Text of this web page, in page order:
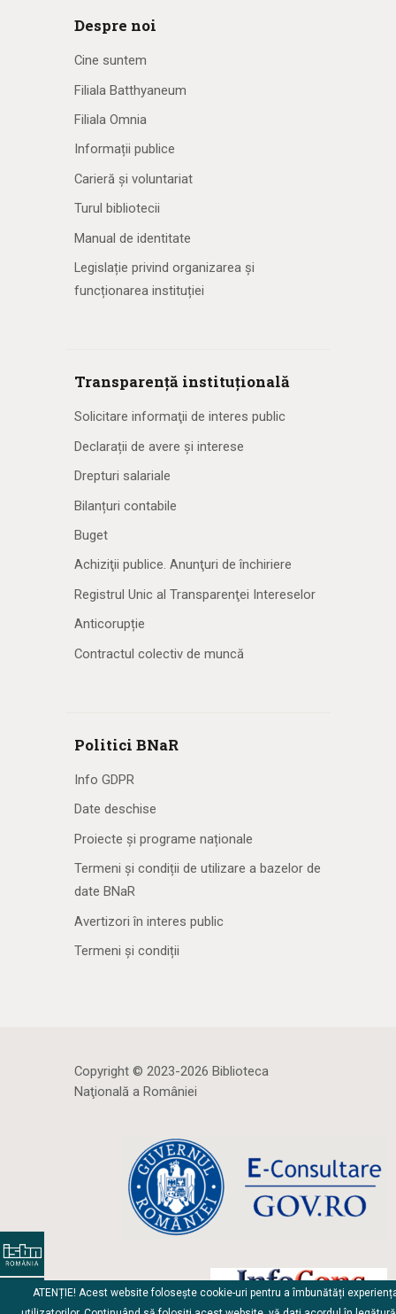
Despre noi
Cine suntem
Filiala Batthyaneum
Filiala Omnia
Informații publice
Carieră și voluntariat
Turul bibliotecii
Manual de identitate
Legislație privind organizarea și
funcționarea instituției
Transparență instituțională
Solicitare informaţii de interes public
Declarații de avere și interese
Drepturi salariale
Bilanțuri contabile
Buget
Achiziţii publice. Anunţuri de închiriere
Registrul Unic al Transparenţei Intereselor
Anticorupție
Contractul colectiv de muncă
Politici BNaR
Info GDPR
Date deschise
Proiecte și programe naționale
Termeni și condiții de utilizare a bazelor de
date BNaR
Avertizori în interes public
Termeni și condiții
Copyright © 2023-2026 Biblioteca
Naţională a României
ATENȚIE! Acest website folosește cookie-uri pentru a îmbunătăți